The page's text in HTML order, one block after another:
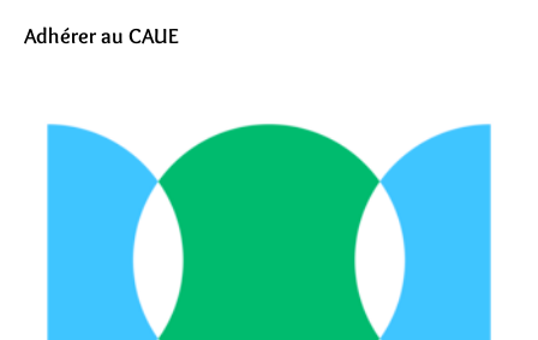
Adhérer au CAUE